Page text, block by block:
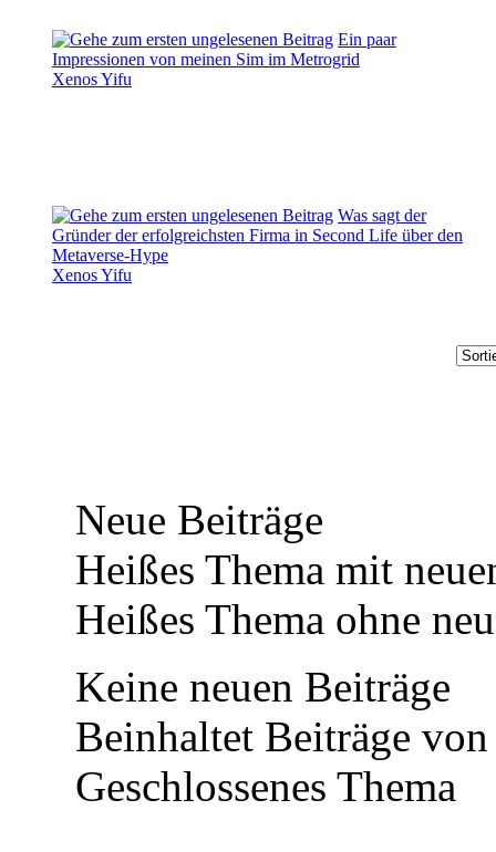
Ein paar
Impressionen von meinen Sim im Metrogrid
Xenos Yifu
Was sagt der
Gründer der erfolgreichsten Firma in Second Life über den
Metaverse-Hype
Xenos Yifu
Neue Beiträge
Heißes Thema mit
Heißes Thema ohne
Keine neuen Beiträge
Beinhaltet Beiträge
Geschlossenes Thema